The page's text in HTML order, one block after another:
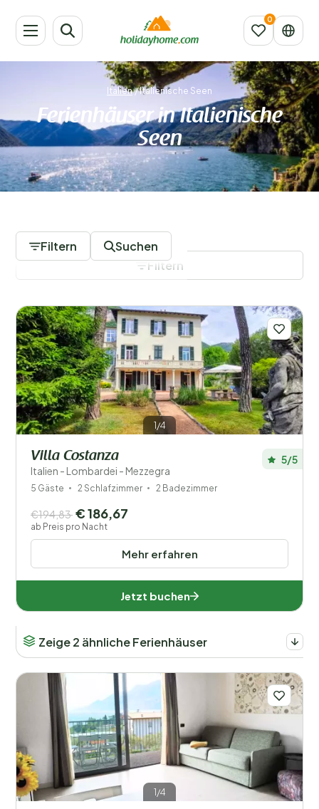
Italien/Italienische Seen
Ferienhäuser in Italienische
Seen
Filtern Suchen
Wählen Sie Reisedaten und Ihre Begleitung
Anzahl der Gäste?
Entfernung 1
Preis
Lage
Kinder
Filter speichern
Filtern
1/4
Villa Costanza
Italien - Lombardei - Mezzegra
5/5
5 Gäste 2 Schlafzimmer 2 Badezimmer
Mehr erfahren
€194,83 € 186,67
ab Preis pro Nacht
Jetzt buchen
Zeige 2 ähnliche Ferienhäuser
1/4